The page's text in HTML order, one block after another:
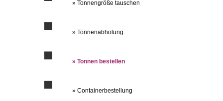
» Tonnengröße tauschen
» Tonnenabholung
» Tonnen bestellen
» Containerbestellung